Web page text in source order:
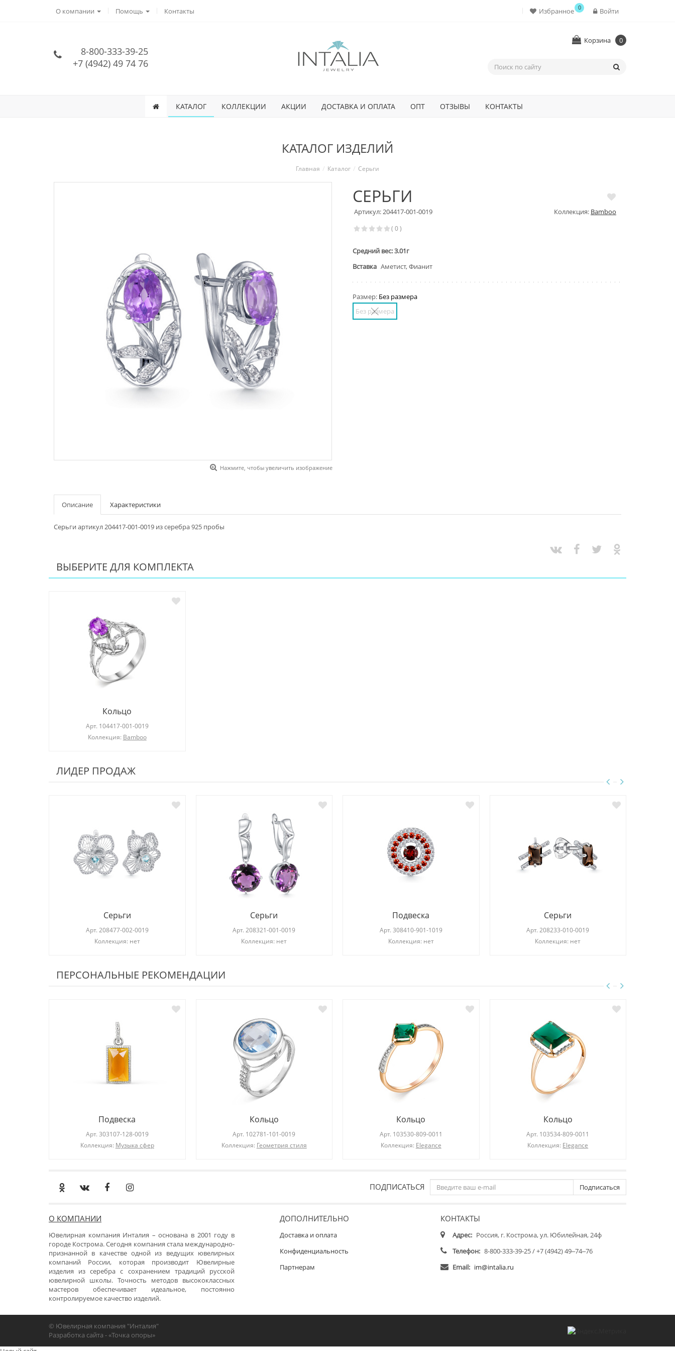
О компании Помощь Контакты Войти
Избранное 0
8-800-333-39-25
+7 (4942) 49 74 76
Корзина 0
КАТАЛОГ КОЛЛЕКЦИИ АКЦИИ ДОСТАВКА И ОПЛАТА ОПТ ОТЗЫВЫ КОНТАКТЫ
КАТАЛОГ ИЗДЕЛИЙ
Главная Каталог Серьги
СЕРЬГИ
Нажмите, чтобы увеличить изображение
Артикул: 204417-001-0019 Коллекция: Bamboo
( 0 )
Средний вес: 3.01г
Вставка Аметист, Фианит
Размер: Без размера
Без размера
Описание Характеристики
Серьги артикул 204417-001-0019 из серебра 925 пробы
ВЫБЕРИТЕ ДЛЯ КОМПЛЕКТА
Кольцо
Арт. 104417-001-0019
Коллекция: Bamboo
ЛИДЕР ПРОДАЖ
Серьги
Арт. 208477-002-0019
Коллекция: нет
Серьги
Арт.208321-001-0019
Коллекция: нет
Подвеска
Арт. 308410-901-1019
Коллекция: нет
Серьги
Арт.208233-010-0019
Коллекция: нет
ПЕРСОНАЛЬНЫЕ РЕКОМЕНДАЦИИ
Подвеска
Арт. 303107-128-0019
Коллекция: Музыка сфер
Кольцо
Арт. 102781-101-0019
Коллекция: Геометрия стиля
Кольцо
Арт. 103530-809-0011
Коллекция: Elegance
Кольцо
Арт. 103534-809-0011
Коллекция: Elegance
ПОДПИСАТЬСЯ Подписаться
О КОМПАНИИ
Ювелирная компания Инталия – основана в 2001 году в
городе Кострома. Сегодня компания стала международно-
признанной в качестве одной из ведущих ювелирных
компаний России, которая производит Ювелирные
изделия из серебра с сохранением традиций русской
ювелирной школы. Точность методов высококлассных
мастеров обеспечивает идеальное, постоянно
контролируемое качество изделий.
ДОПОЛНИТЕЛЬНО
Доставка и оплата
Конфиденциальность
Партнерам
КОНТАКТЫ
Адрес: Россия, г. Кострома, ул. Юбилейная, 24ф
Телефон: 8-800-333-39-25 / +7 (4942) 49‒74‒76
Email: im@intalia.ru
© Ювелирная компания "Инталия"
Разработка сайта -«Точка опоры»